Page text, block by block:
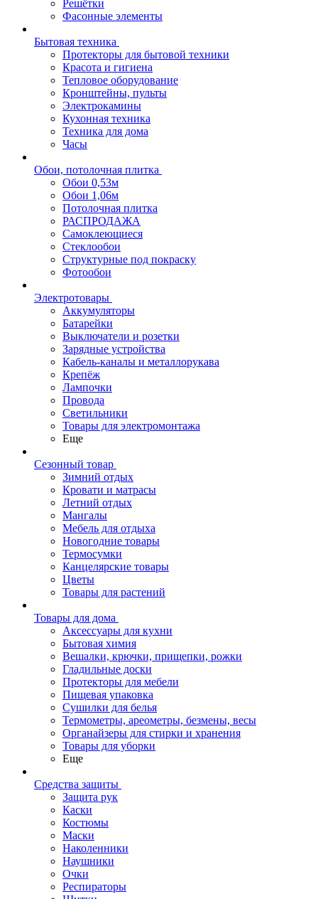
Решётки
Фасонные элементы
Бытовая техника
Протекторы для бытовой техники
Красота и гигиена
Тепловое оборудование
Кронштейны, пульты
Электрокамины
Кухонная техника
Техника для дома
Часы
Обои, потолочная плитка
Обои 0,53м
Обои 1,06м
Потолочная плитка
РАСПРОДАЖА
Самоклеющиеся
Стеклообои
Структурные под покраску
Фотообои
Электротовары
Аккумуляторы
Батарейки
Выключатели и розетки
Зарядные устройства
Кабель-каналы и металлорукава
Крепёж
Лампочки
Провода
Светильники
Товары для электромонтажа
Еще
Сезонный товар
Зимний отдых
Кровати и матрасы
Летний отдых
Мангалы
Мебель для отдыха
Новогодние товары
Термосумки
Канцелярские товары
Цветы
Товары для растений
Товары для дома
Аксессуары для кухни
Бытовая химия
Вешалки, крючки, прищепки, рожки
Гладильные доски
Протекторы для мебели
Пищевая упаковка
Сушилки для белья
Термометры, ареометры, безмены, весы
Органайзеры для стирки и хранения
Товары для уборки
Еще
Средства защиты
Защита рук
Каски
Костюмы
Маски
Наколенники
Наушники
Очки
Респираторы